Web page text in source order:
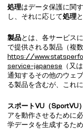
処理はデータ保護に関
し、それに応じて処理
製品とは、各サービス
で提供される製品（複
https://
service-japanese （又
通知するその他のウェ
る製品を含むが、これ
スポートVU（SportVU
アを動作させるために
学データを生成するた